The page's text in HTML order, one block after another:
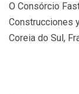
O Consórcio
Construcciones
Coreia do Sul,